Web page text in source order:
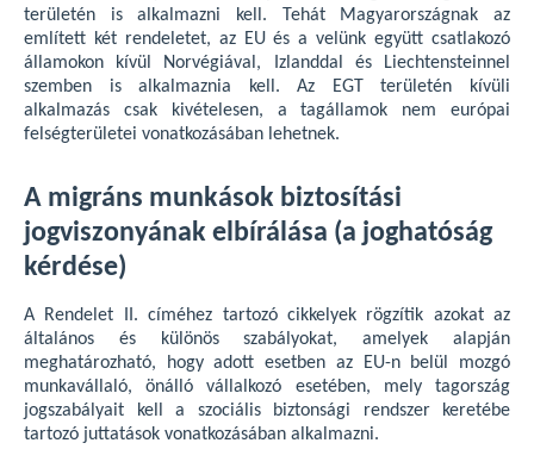
területén is alkalmazni kell. Tehát Magyarországnak az
említett két rendeletet, az EU és a velünk együtt csatlakozó
államokon kívül Norvégiával, Izlanddal és Liechtensteinnel
szemben is alkalmaznia kell. Az EGT területén kívüli
alkalmazás csak kivételesen, a tagállamok nem európai
felségterületei vonatkozásában lehetnek.
A migráns munkások biztosítási
jogviszonyának elbírálása (a joghatóság
kérdése)
A Rendelet II. címéhez tartozó cikkelyek rögzítik azokat az
általános és különös szabályokat, amelyek alapján
meghatározható, hogy adott esetben az EU-n belül mozgó
munkavállaló, önálló vállalkozó esetében, mely tagország
jogszabályait kell a szociális biztonsági rendszer keretébe
tartozó juttatások vonatkozásában alkalmazni.